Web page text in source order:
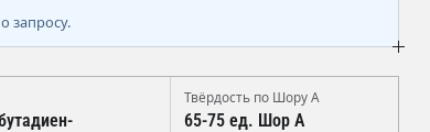
запросу.
Твёрдость по Шору А
65-75 ед. Шор А